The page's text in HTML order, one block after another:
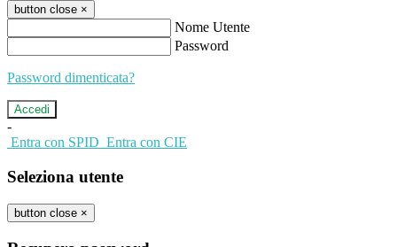
button close ×
Nome Utente
Password
Password dimenticata?
-
Entra con SPID Entra con CIE
Seleziona utente
button close ×